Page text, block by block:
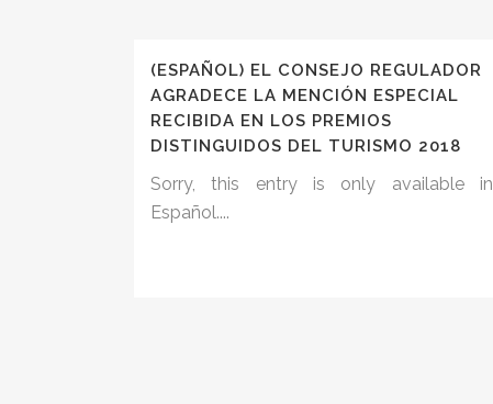
(ESPAÑOL) EL CONSEJO REGULADOR
AGRADECE LA MENCIÓN ESPECIAL
RECIBIDA EN LOS PREMIOS
DISTINGUIDOS DEL TURISMO 2018
Sorry, this entry is only available in
Español....